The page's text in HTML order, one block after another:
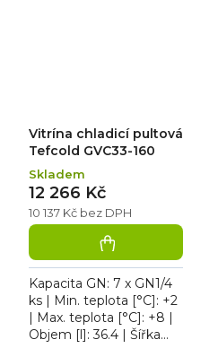
Vitrína chladicí pultová
Tefcold GVC33-160
Skladem
10 137 Kč bez DPH
12 266 Kč
Kapacita GN: 7 x GN1/4
ks | Min. teplota [°C]: +2
| Max. teplota [°C]: +8 |
Objem [l]: 36.4 | Šířka